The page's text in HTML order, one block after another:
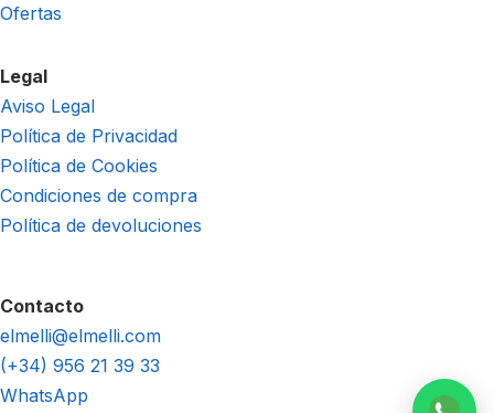
Ofertas
Legal
Aviso Legal
Política de Privacidad
Política de Cookies
Condiciones de compra
Política de devoluciones
Contacto
elmelli@elmelli.com
(+34) 956 21 39 33
WhatsApp